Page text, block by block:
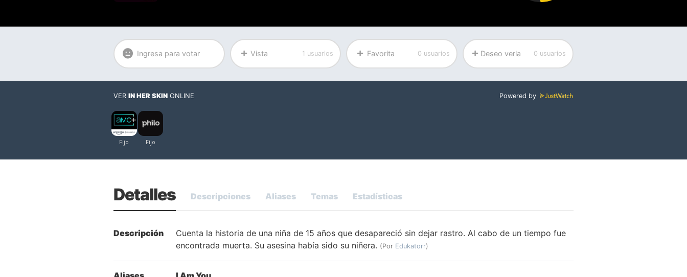
Ingresa para votar Vista 1 usuarios Favorita 0 usuarios Deseo verla 0 usuarios
VER IN HER SKIN ONLINE Powered by
Detalles Descripciones Aliases Temas Estadísticas
Descripción
Cuenta la historia de una niña de 15 años que desapareció sin dejar rastro. Al cabo de un tiempo fue
encontrada muerta. Su asesina había sido su niñera. (Por Edukatorr)